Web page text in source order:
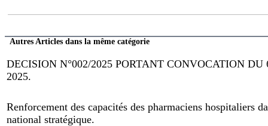
Autres Articles dans la même catégorie
DECISION N°002/2025 PORTANT CONVOCATION
2025.
Renforcement des capacités des pharmaciens hospitaliers
national stratégique.